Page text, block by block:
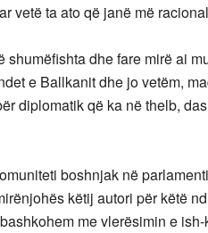
vetë ta ato që janë më
shumëfishta dhe fare mirë ai
e Ballkanit dhe jo vetëm,
diplomatik që ka në thelb,
boshnjak në
këtij autori për këtë
me vlerësimin e